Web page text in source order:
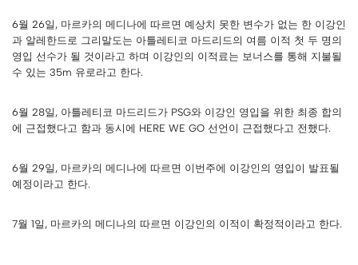
6월 26일, 마르카의 메디나에 따르면 예상치 못한 변수가 없는 한 이강인
과 알레한드로 그리말도는 아틀레티코 마드리드의 여름 이적 첫 두 명의
영입 선수가 될 것이라고 하며 이강인의 이적료는 보너스를 통해 지불될
수 있는 35m 유로라고 한다.
6월 28일, 아틀레티코 마드리드가 PSG와 이강인 영입을 위한 최종 합의
에 근접했다고 함과 동시에 HERE WE GO 선언이 근접했다고 전했다.
6월 29일, 마르카의 메디나에 따르면 이번주에 이강인의 영입이 발표될
예정이라고 한다.
7월 1일, 마르카의 메디나의 따르면 이강인의 이적이 확정적이라고 한다.